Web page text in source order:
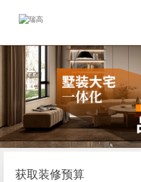
获取装修预算